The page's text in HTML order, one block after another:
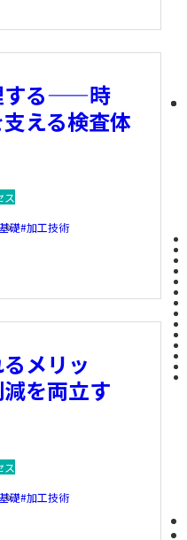
する——時
える検査体
ス
礎 加工技術
メリッ
を両立す
ス
礎 加工技術